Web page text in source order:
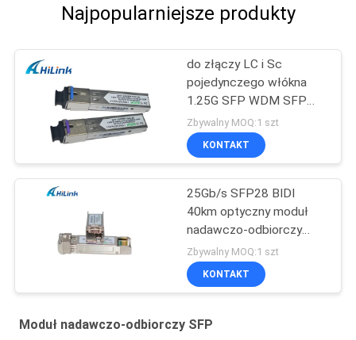
Najpopularniejsze produkty
do złączy LC i Sc
pojedynczego włókna
1.25G SFP WDM SFP
Moduł nadawczo-
odbiorczy
Zbywalny MOQ:1 szt
KONTAKT
25Gb/s SFP28 BIDI
40km optyczny moduł
nadawczo-odbiorczy
25G BIDI SFP28 40KM
Ethernet
Zbywalny MOQ:1 szt
KONTAKT
Moduł nadawczo-odbiorczy SFP